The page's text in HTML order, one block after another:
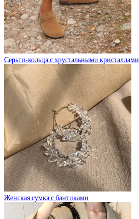
Серьги-кольца с хрустальными кристаллами
Женская сумка с бантиками